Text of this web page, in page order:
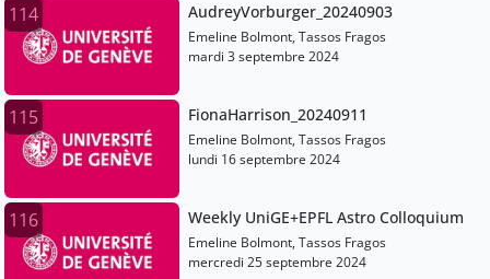
114 AudreyVorburger_20240903
Emeline Bolmont, Tassos Fragos
mardi 3 septembre 2024
115 FionaHarrison_20240911
Emeline Bolmont, Tassos Fragos
lundi 16 septembre 2024
116 Weekly UniGE+EPFL Astro Colloquium
Emeline Bolmont, Tassos Fragos
mercredi 25 septembre 2024